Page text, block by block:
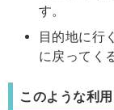
す。
目的地に行
に戻ってく
このような利